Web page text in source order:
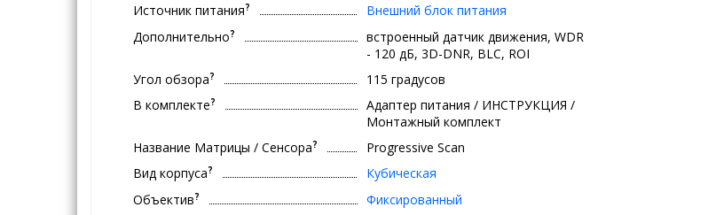
Источник питания?
Внешний блок питания
Дополнительно?
встроенный датчик движения, WDR
- 120 дБ, 3D-DNR, BLC, ROI
Угол обзора?
115 градусов
В комплекте?
Адаптер питания / ИНСТРУКЦИЯ /
Монтажный комплект
Название Матрицы / Сенсора?
Progressive Scan
Вид корпуса?
Кубическая
Объектив?
Фиксированный